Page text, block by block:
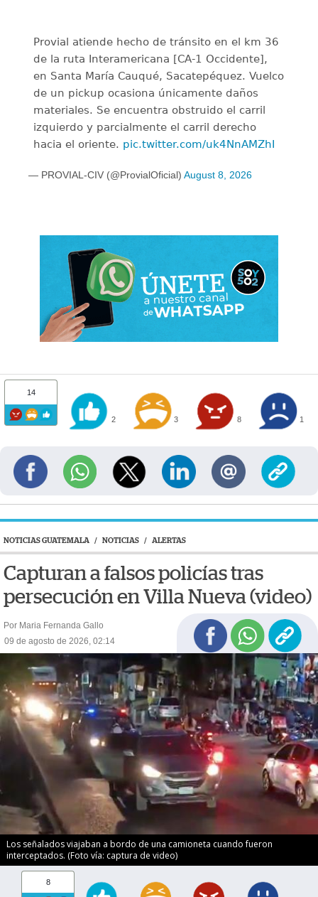
Provial atiende hecho de tránsito en el km 36
de la ruta Interamericana [CA-1 Occidente],
en Santa María Cauqué, Sacatepéquez. Vuelco
de un pickup ocasiona únicamente daños
materiales. Se encuentra obstruido el carril
izquierdo y parcialmente el carril derecho
hacia el oriente. pic.twitter.com/uk4NnAMZhI
— PROVIAL-CIV (@ProvialOficial) August 8, 2026
14
2 3 8 1
NOTICIAS GUATEMALA / NOTICIAS / ALERTAS
Capturan a falsos policías tras
persecución en Villa Nueva (video)
Por Maria Fernanda Gallo
09 de agosto de 2026, 02:14
Los señalados viajaban a bordo de una camioneta cuando fueron
interceptados. (Foto vía: captura de video)
8